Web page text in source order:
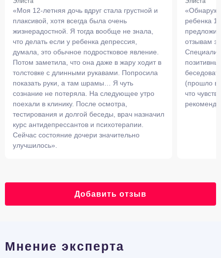
«Моя 12-летняя дочь вдруг стала грустной и
плаксивой, хотя всегда была очень
жизнерадостной. Я тогда вообще не знала,
что делать если у ребенка депрессия,
думала, это обычное подростковое явление.
Потом заметила, что она даже в жару ходит в
толстовке с длинными рукавами. Попросила
показать руки, а там шрамы… Я чуть
сознание не потеряла. На следующее утро
поехали в клинику. После осмотра,
тестирования и долгой беседы, врач назначил
курс антидепрессантов и психотерапии.
Сейчас состояние дочери значительно
улучшилось».
ребенка
отзывам
(прошло
что
Добавить отзыв
Мнение эксперта